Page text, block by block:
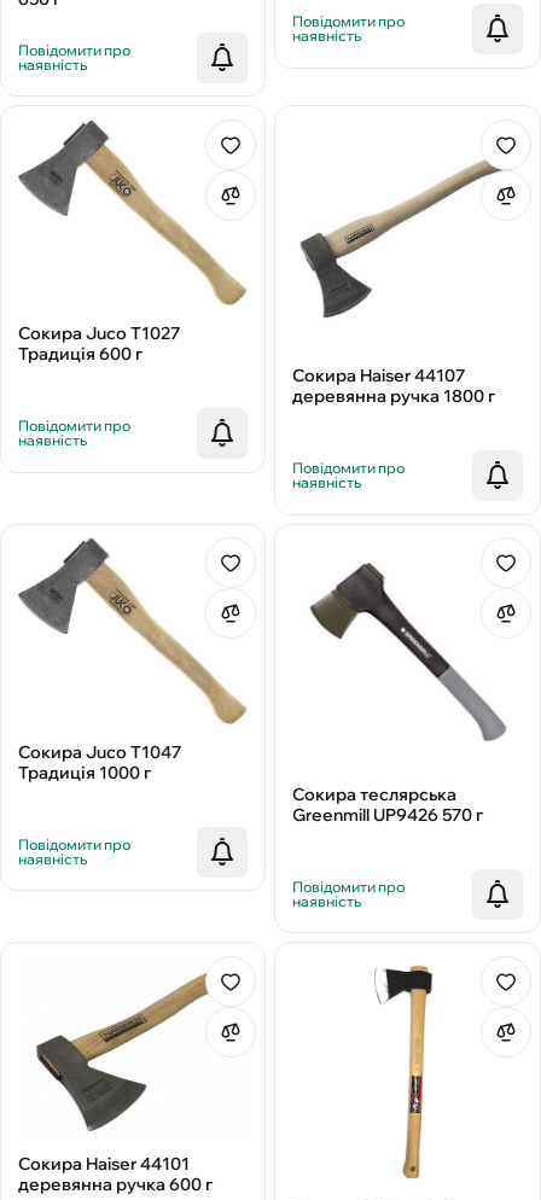
Повідомити про
наявність
Повідомити про
наявність
Сокира Juco Т1027
Традиція 600 г
Повідомити про
наявність
Сокира Haiser 44107
деревянна ручка 1800 г
Повідомити про
наявність
Сокира Juco Т1047
Традиція 1000 г
Повідомити про
наявність
Сокира теслярська
Greenmill UP9426 570 г
Повідомити про
наявність
Сокира Haiser 44101
деревянна ручка 600 г